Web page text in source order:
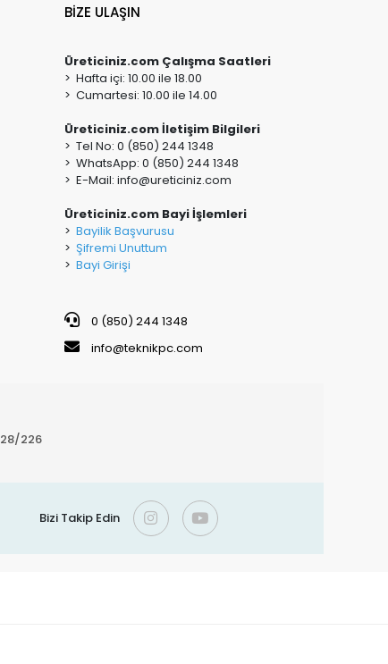
BİZE ULAŞIN
Üreticiniz.com Çalışma Saatleri
> Hafta içi: 10.00 ile 18.00
> Cumartesi: 10.00 ile 14.00
Üreticiniz.com İletişim Bilgileri
> Tel No: 0 (850) 244 1348
> WhatsApp: 0 (850) 244 1348
> E-Mail: info@ureticiniz.com
Üreticiniz.com Bayi İşlemleri
> Bayilik Başvurusu
> Şifremi Unuttum
> Bayi Girişi
0 (850) 244 1348
info@teknikpc.com
226
Bizi Takip Edin